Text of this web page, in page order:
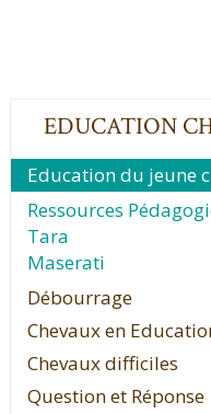
EDUCATION
Education du jeune
Ressources
Tara
Maserati
Débourrage
Chevaux en
Chevaux difficiles
Question et Réponse